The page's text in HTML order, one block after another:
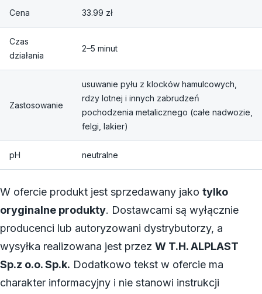
Cena 33.99 zł
Czas
działania
2–5 minut
Zastosowanie
usuwanie pyłu z klocków hamulcowych,
rdzy lotnej i innych zabrudzeń
pochodzenia metalicznego (całe nadwozie,
felgi, lakier)
pH neutralne
W ofercie produkt jest sprzedawany jako tylko
oryginalne produkty. Dostawcami są wyłącznie
producenci lub autoryzowani dystrybutorzy, a
wysyłka realizowana jest przez W T.H. ALPLAST
Sp.z o.o. Sp.k. Dodatkowo tekst w ofercie ma
charakter informacyjny i nie stanowi instrukcji